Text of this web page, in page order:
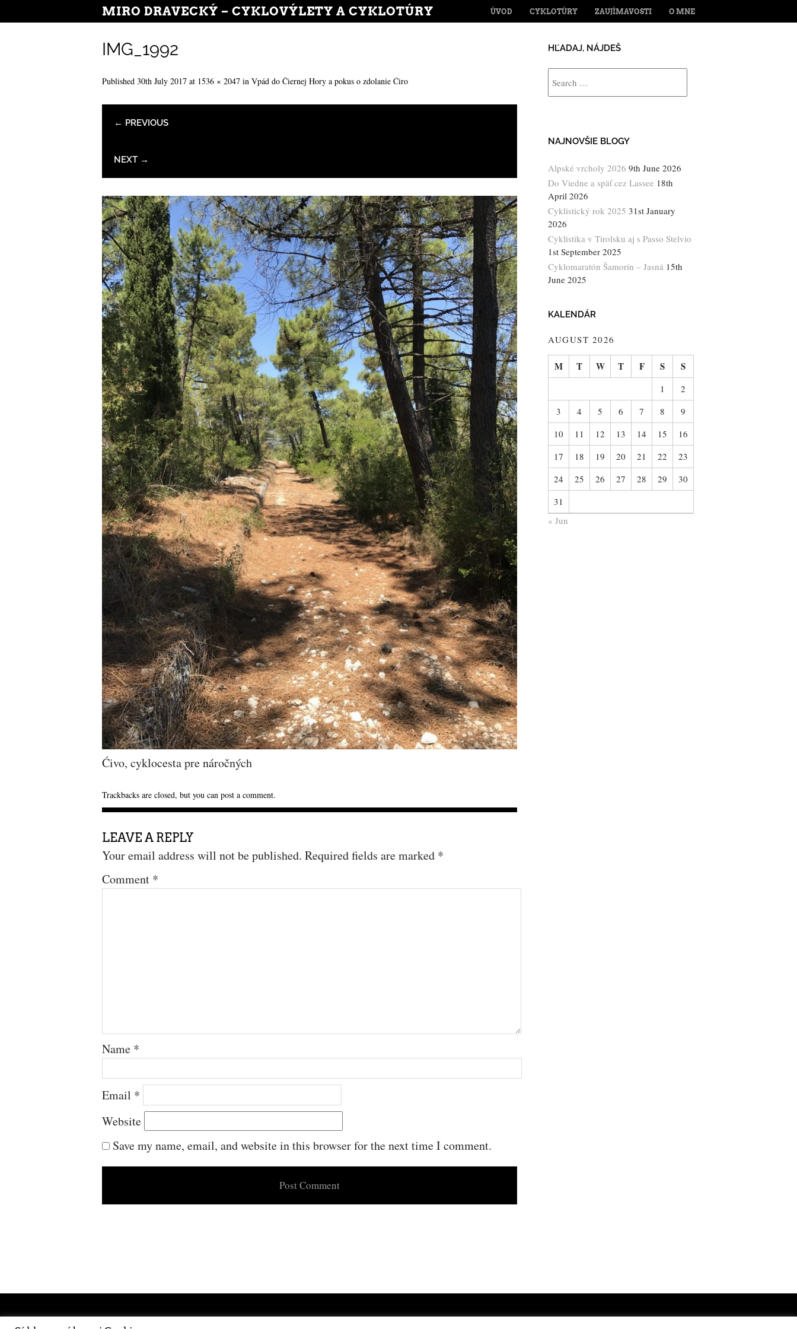
MIRO DRAVECKÝ – CYKLOVÝLETY A CYKLOTÚRY MENU
SKIP TO CONTENT
ÚVOD CYKLOTÚRY ZAUJÍMAVOSTI O MNE
IMG_1992
Published 30th July 2017 at 1536 × 2047 in Vpád do Čiernej Hory a pokus o zdolanie Ćiro
← PREVIOUS
NEXT →
Ćivo, cyklocesta pre náročných
Trackbacks are closed, but you can post a comment.
LEAVE A REPLY
Your email address will not be published. Required fields are marked *
Comment *
Name *
Email *
Website
Save my name, email, and website in this browser for the next time I comment.
HĽADAJ, NÁJDEŠ
NAJNOVŠIE BLOGY
Alpské vrcholy 2026 9th June 2026
Do Viedne a späť cez Lassee 18th
April 2026
Cyklistický rok 2025 31st January
2026
Cyklistika v Tirolsku aj s Passo Stelvio
1st September 2025
Cyklomaratón Šamorín – Jasná 15th
June 2025
KALENDÁR
AUGUST 2026
M T W T F S S
1
2
3
4 5 6 7 8
9
10
11 12 13 14 15
16
17
18 19 20 21 22
23
24
25 26 27 28 29
30
31
« Jun